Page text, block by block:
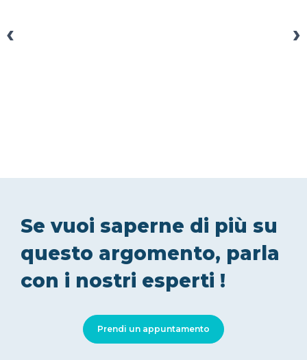
‹ ›
Prendi un appuntamento
Se vuoi saperne di più su
questo argomento, parla
con i nostri esperti !